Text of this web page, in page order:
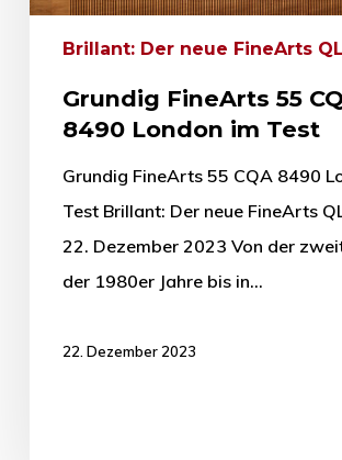
Brillant: Der neue FineArts
Grundig FineArts 55
8490 London im Test
Grundig FineArts 55 CQA 8490
Test Brillant: Der neue FineArts
22. Dezember 2023 Von der
der 1980er Jahre bis in…
22. Dezember 2023